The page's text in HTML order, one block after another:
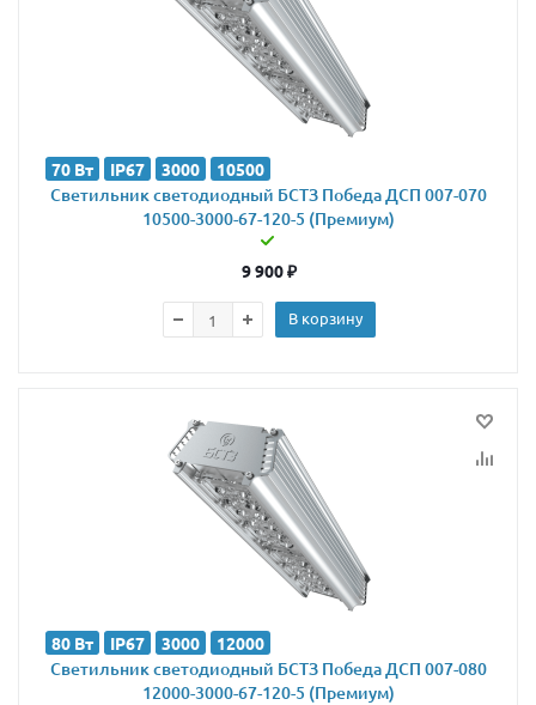
70 Вт IP67 3000 10500
Светильник светодиодный БСТЗ Победа ДСП 007-070
10500-3000-67-120-5 (Премиум)
9 900₽
В корзину
80 Вт IP67 3000 12000
Светильник светодиодный БСТЗ Победа ДСП 007-080
12000-3000-67-120-5 (Премиум)